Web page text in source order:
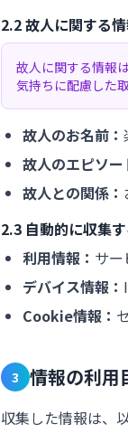
2.2 故人に関する
故人に関する情報
気持ちに配慮した
故人のお名前：
故人のエピソー
故人との関係：
2.3 自動的に収集
利用情報： サ
デバイス情報：
Cookie情報：
3 情報の利用
収集した情報は、